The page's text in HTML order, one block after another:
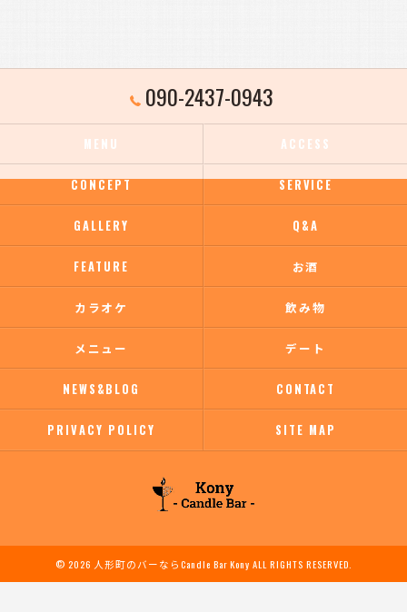
090-2437-0943
MENU ACCESS
CONCEPT SERVICE
GALLERY Q&A
FEATURE お酒
カラオケ 飲み物
メニュー デート
NEWS&BLOG CONTACT
PRIVACY POLICY SITE MAP
© 2026 人形町のバーならCandle Bar Kony ALL RIGHTS RESERVED.